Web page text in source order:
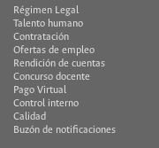
Régimen Legal
Talento humano
Contratación
Ofertas de empleo
Rendición de cuentas
Concurso docente
Pago Virtual
Control interno
Calidad
Buzón de notificaciones